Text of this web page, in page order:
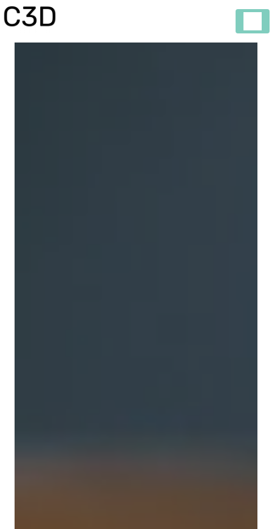
Panneau de gestion des cookies